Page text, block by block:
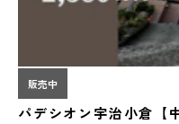
販売中
パデシオン宇治小倉【